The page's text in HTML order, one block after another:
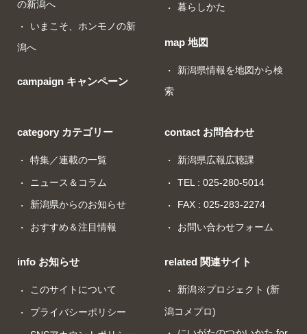
の新潟へ
いまこそ、ホンモノの新
潟へ
campaign キャンペーン
暮らしかた
map 地図
新潟県情報を地図から検
索
category カテゴリー
特集／連載の一覧
ニュース＆コラム
新潟県からのお知らせ
おすすめ＆注目情報
info お知らせ
このサイトについて
プライバシーポリシー
contact お問合わせ
新潟県広報広聴課
TEL : 025-280-5014
FAX : 025-283-2274
お問い合わせフォーム
related 関連サイト
新潟※プロジェクト (新
潟コメプロ)